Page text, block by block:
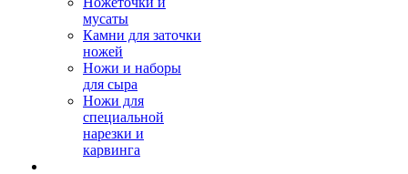
мусаты
Камни для заточки
ножей
Ножи и наборы
для сыра
Ножи для
специальной
нарезки и
карвинга